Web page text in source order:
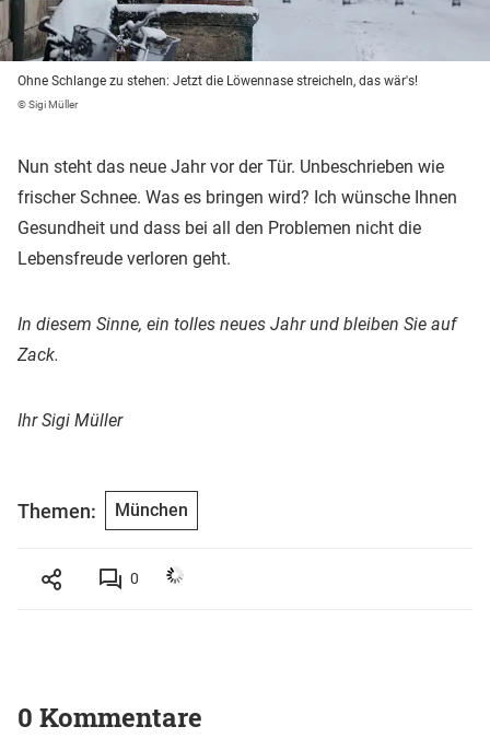
Ohne Schlange zu stehen: Jetzt die Löwennase streicheln, das wär's!
© Sigi Müller
Nun steht das neue Jahr vor der Tür. Unbeschrieben wie
frischer Schnee. Was es bringen wird? Ich wünsche Ihnen
Gesundheit und dass bei all den Problemen nicht die
Lebensfreude verloren geht.
In diesem Sinne, ein tolles neues Jahr und bleiben Sie auf
Zack.
Ihr Sigi Müller
Themen: München
0
0 Kommentare